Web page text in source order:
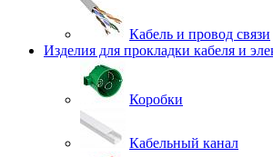
Кабель и провод связи
Изделия для прокладки кабеля и
Коробки
Кабельный канал